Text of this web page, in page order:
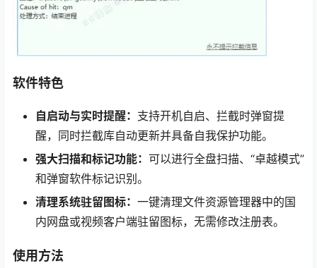
软件特色
自启动与实时提醒： 支持开机自启、拦截时弹窗提
醒，同时拦截库自动更新并具备自我保护功能。
强大扫描和标记功能： 可以进行全盘扫描、“卓越模式”
和弹窗软件标记识别。
清理系统驻留图标： 一键清理文件资源管理器中的国
内网盘或视频客户端驻留图标，无需修改注册表。
使用方法